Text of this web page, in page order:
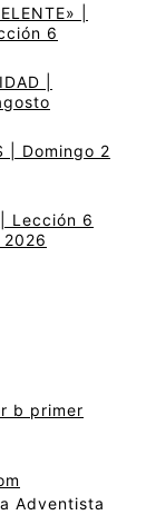
|
6
|
| Domingo 2
| Lección 6
b primer
Adventista